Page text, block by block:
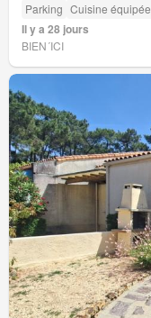
Parking Cuisine équipée
Il y a 28 jours
BIEN´ICI